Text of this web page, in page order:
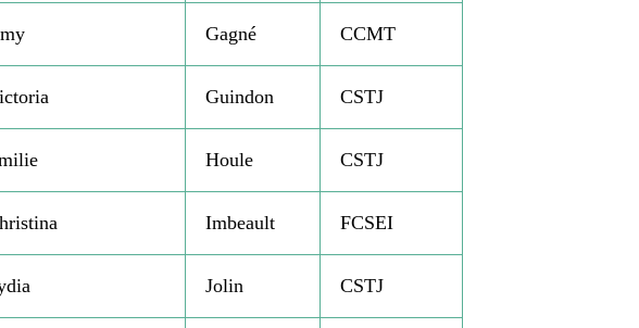
Gagné CCMT
Guindon CSTJ
Houle CSTJ
Imbeault FCSEI
Jolin CSTJ